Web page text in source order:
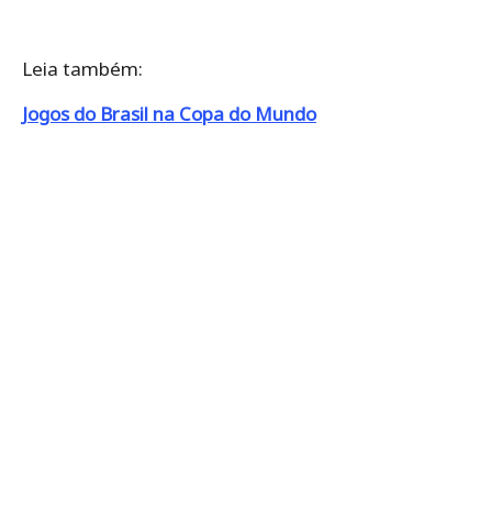
Leia também:
Jogos do Brasil na Copa do Mundo